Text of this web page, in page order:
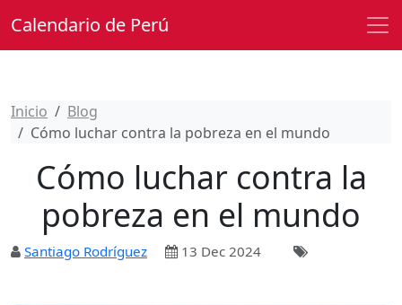
Calendario de Perú
Inicio
Blog
Cómo luchar contra la pobreza en el mundo
Cómo luchar contra la
pobreza en el mundo
Santiago Rodríguez 13 Dec 2024